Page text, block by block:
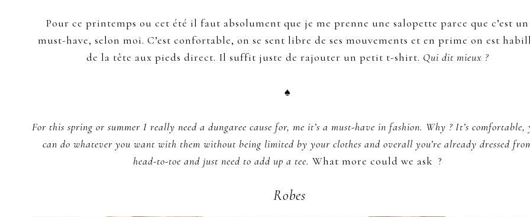
Pour ce printemps ou cet été il faut absolument que je me prenne une salopette parce que c’est un
must-have, selon moi. C’est confortable, on se sent libre de ses mouvements et en prime on est
de la tête aux pieds direct. Il suffit juste de rajouter un petit t-shirt. Qui dit mieux ?
♠
For this spring or summer I really need a dungaree cause for, me it’s a must-have in fashion. Why ? It’s comfortable,
can do whatever you want with them without being limited by your clothes and overall you’re already dressed
head-to-toe and just need to add up a tee. What more could we ask ?
Robes